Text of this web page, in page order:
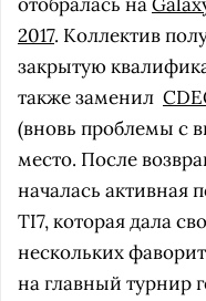
2017. Коллектив
закрытую
также заменил
(вновь проблемы с
место. После
началась активная
TI7, которая дала
нескольких
на главный турнир